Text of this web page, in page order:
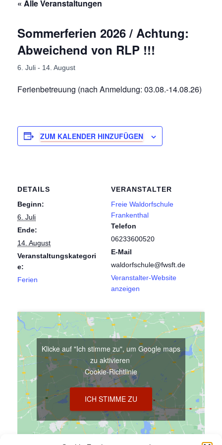
« Alle Veranstaltungen
Sommerferien 2026 / Achtung:
Abweichend von RLP !!!
6. Juli - 14. August
Ferienbetreuung (nach Anmeldung: 03.08.-14.08.26)
ZUM KALENDER HINZUFÜGEN
DETAILS
Beginn:
6. Juli
Ende:
14. August
Veranstaltungskategori
e:
Ferien
VERANSTALTER
Freie Waldorfschule
Frankenthal
Telefon
06233600520
E-Mail
waldorfschule@fwsft.de
Veranstalter-Website
anzeigen
Klicke auf "Ich stimme zu", um Google maps
zu aktivieren
Cookie-Richtlinie
ICH STIMME ZU